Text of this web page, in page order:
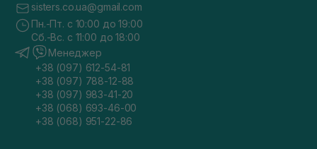
sisters.co.ua@gmail.com
Пн.-Пт. с 10:00 до 19:00
Сб.-Вс. с 11:00 до 18:00
Менеджер
+38 (097) 612-54-81
+38 (097) 788-12-88
+38 (097) 983-41-20
+38 (068) 693-46-00
+38 (068) 951-22-86